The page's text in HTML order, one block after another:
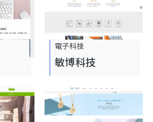
電子科技
敏博科技